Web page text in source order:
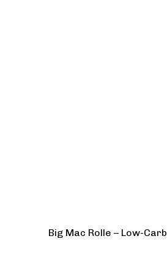
Big Mac Rolle – Low-Carb